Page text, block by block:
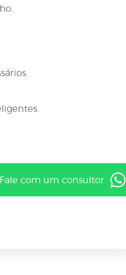
Fale com um consultor